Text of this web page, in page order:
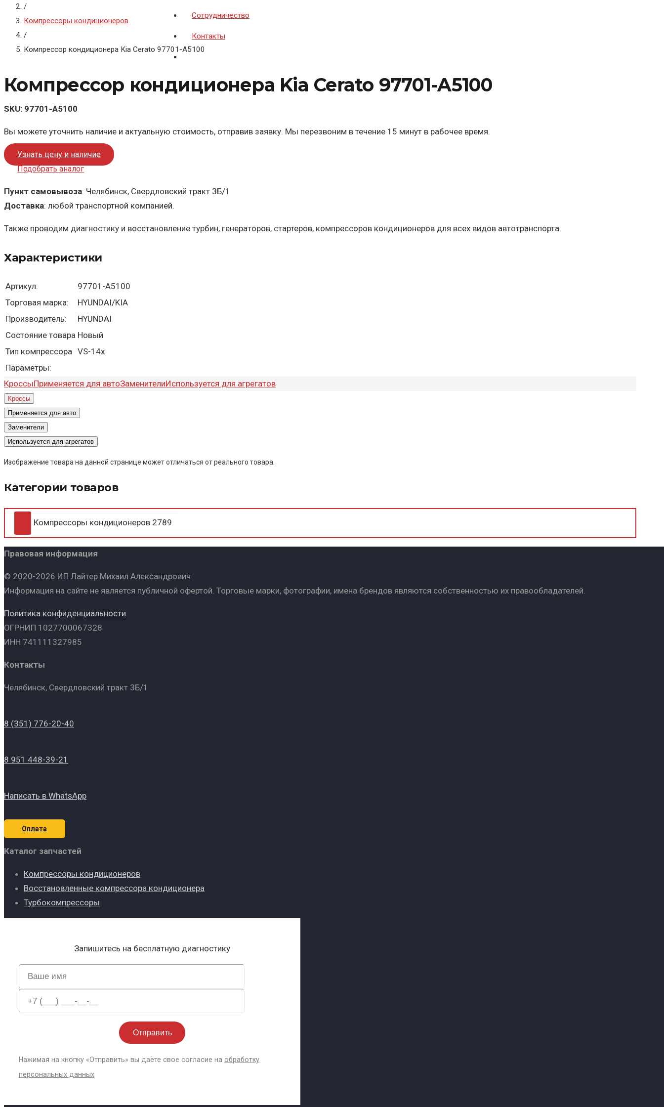
Сотрудничество
Контакты
/
Компрессоры кондиционеров
/
Компрессор кондиционера Kia Cerato 97701-A5100
Компрессор кондиционера Kia Cerato 97701-A5100
SKU: 97701-A5100
Вы можете уточнить наличие и актуальную стоимость, отправив заявку. Мы перезвоним в течение 15 минут в рабочее время.
Узнать цену и наличие
Подобрать аналог
Пункт самовывоза: Челябинск, Свердловский тракт 3Б/1
Доставка: любой транспортной компанией.
Также проводим диагностику и восстановление турбин, генераторов, стартеров, компрессоров кондиционеров для всех видов автотранспорта.
Характеристики
Артикул:
97701-A5100
Торговая марка:
HYUNDAI/KIA
Производитель:
HYUNDAI
Состояние товара Новый
Тип компрессора VS-14x
Параметры:
КроссыПрименяется для автоЗаменителиИспользуется для агрегатов
Кроссы
Применяется для авто
Заменители
Используется для агрегатов
Изображение товара на данной странице может отличаться от реального товара.
Категории товаров
Компрессоры кондиционеров 2789
Правовая информация
© 2020-2026 ИП Лайтер Михаил Александрович
Информация на сайте не является публичной офертой. Торговые марки, фотографии, имена брендов являются собственностью их правообладателей.
Политика конфиденциальности
ОГРНИП 1027700067328
ИНН 741111327985
Контакты
Челябинск, Свердловский тракт 3Б/1
8 (351) 776-20-40
8 951 448-39-21
Написать в WhatsApp
Оплата
Каталог запчастей
Компрессоры кондиционеров
Восстановленные компрессора кондиционера
Турбокомпрессоры
Запишитесь на бесплатную диагностику
Нажимая на кнопку «Отправить» вы даёте свое согласие на обработку
персональных данных